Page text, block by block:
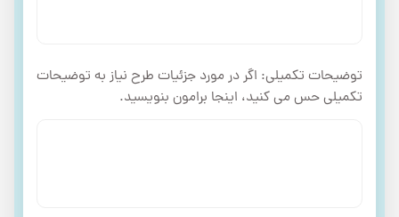
توضیحات تکمیلی: اگر در مورد جزئیات طرح نیاز به توضیحات
تکمیلی حس می کنید، اینجا برامون بنویسید.